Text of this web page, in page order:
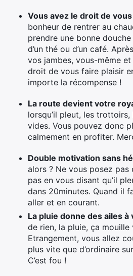
Vous avez le droit de
bonheur de rentrer au
prendre une bonne
d’un thé ou d’un café.
vos jambes, vous-même
droit de vous faire plaisir
importe la récompense !
La route devient votre
lorsqu’il pleut, les trottoirs,
vides. Vous pouvez donc
calmement en profiter.
Double motivation sans
alors ? Ne vous posez pas
pas en vous disant qu’il
dans 20minutes. Quand il
aller et en courant.
La pluie donne des ailes à
de rien, la pluie, ça mouille
Etrangement, vous allez
plus vite que d’ordinaire
C’est fou !